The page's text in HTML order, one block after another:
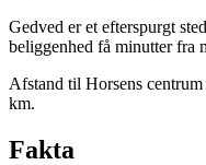
Gedved er et efterspurgt
beliggenhed få minutter fra
Afstand til Horsens
km.
Fakta